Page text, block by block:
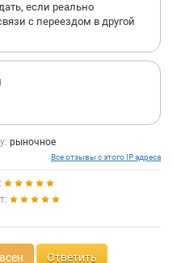
если реально
с переездом в другой
рыночное
Все отзывы с этого IP адреса
Ответить